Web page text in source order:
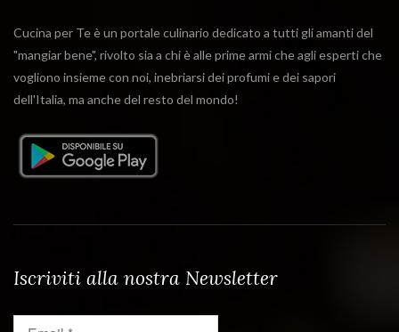
Cucina per Te è un portale culinario dedicato a tutti gli amanti del
"mangiar bene", rivolto sia a chi è alle prime armi che agli esperti che
vogliono insieme con noi, inebriarsi dei profumi e dei sapori
dell'Italia, ma anche del resto del mondo!
Iscriviti alla nostra Newsletter